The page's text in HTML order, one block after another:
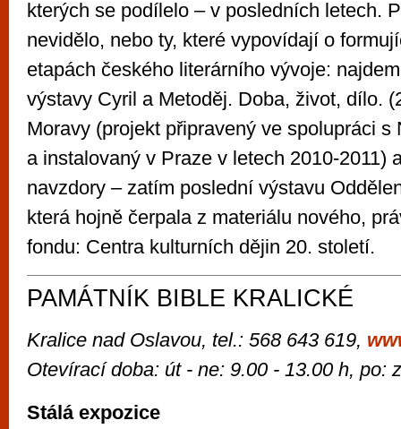
kterých se podílelo – v posledních letech.
nevidělo, nebo ty, které vypovídají o
etapách českého literárního vývoje:
výstavy Cyril a Metoděj. Doba, život, dílo.
Moravy (projekt připravený ve spolupráci s
a instalovaný v Praze v letech 2010-2011)
navzdory – zatím poslední výstavu
která hojně čerpala z materiálu nového,
fondu: Centra kulturních dějin 20. století.
PAMÁTNÍK BIBLE KRALICKÉ
Kralice nad Oslavou, tel.: 568 643 619,
Otevírací doba: út - ne: 9.00 - 13.00 h, po:
Stálá expozice